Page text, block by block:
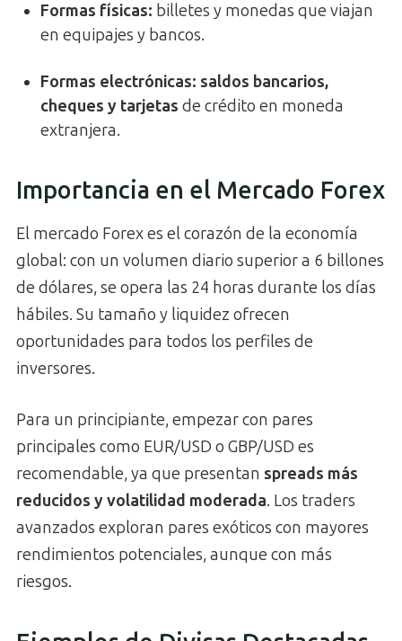
Formas físicas: billetes y monedas que viajan
en equipajes y bancos.
Formas electrónicas: saldos bancarios,
cheques y tarjetas de crédito en moneda
extranjera.
Importancia en el Mercado Forex
El mercado Forex es el corazón de la economía
global: con un volumen diario superior a 6 billones
de dólares, se opera las 24 horas durante los días
hábiles. Su tamaño y liquidez ofrecen
oportunidades para todos los perfiles de
inversores.
Para un principiante, empezar con pares
principales como EUR/USD o GBP/USD es
recomendable, ya que presentan spreads más
reducidos y volatilidad moderada. Los traders
avanzados exploran pares exóticos con mayores
rendimientos potenciales, aunque con más
riesgos.